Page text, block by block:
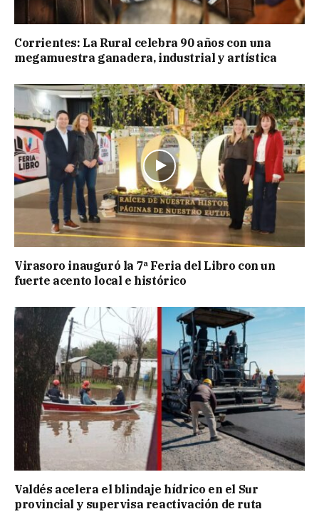
Corrientes: La Rural celebra 90 años con una
megamuestra ganadera, industrial y artística
Virasoro inauguró la 7ª Feria del Libro con un
fuerte acento local e histórico
Valdés acelera el blindaje hídrico en el Sur
provincial y supervisa reactivación de ruta